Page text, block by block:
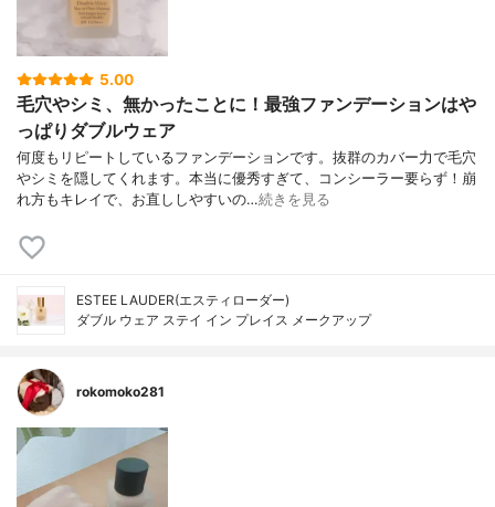
5.00
毛穴やシミ、無かったことに！最強ファンデーションはや
っぱりダブルウェア
何度もリピートしているファンデーションです。抜群のカバー力で毛穴
やシミを隠してくれます。本当に優秀すぎて、コンシーラー要らず！崩
れ方もキレイで、お直ししやすいの…続きを見る
ESTEE LAUDER(エスティローダー)
ダブル ウェア ステイ イン プレイス メークアップ
rokomoko281